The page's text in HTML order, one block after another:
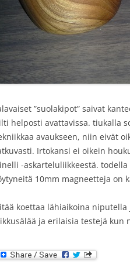
”suolakipot” saivat
helposti avattavissa. tiukalla
avaukseen, niin eivät
Irtokansi ei oikein
-askarteluliikkeestä.
10mm magneetteja on
koettaa lähiaikoina
ja erilaisia testejä kun